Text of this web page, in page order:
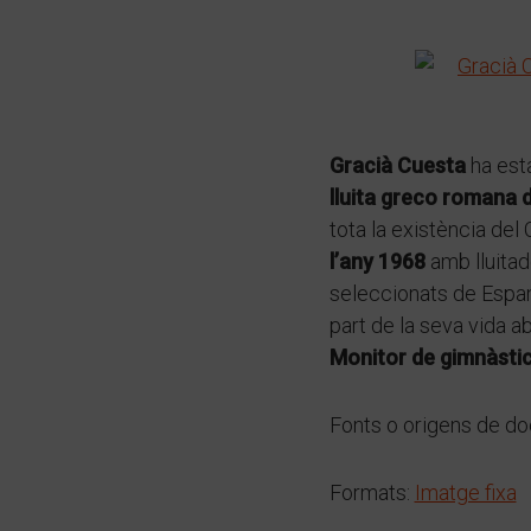
Gracià Cuestaha
lluita greco romana
tota la existència del
l’any 1968amb
seleccionats de
part de la seva vida
Monitor de
Fonts o origens de
Formats: Imatge fixa